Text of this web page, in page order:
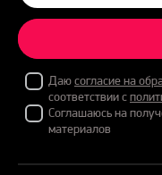
Даюсогласие на
соответствии с
Соглашаюсь на
материалов